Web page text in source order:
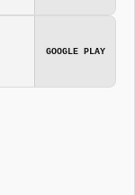
GOOGLE PLAY